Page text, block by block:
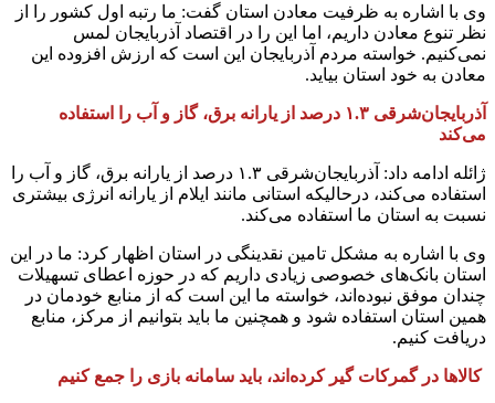
وی با اشاره به ظرفیت معادن استان گفت: ما رتبه اول کشور را از
نظر تنوع معادن داریم، اما این را در اقتصاد آذربایجان لمس
نمی‌کنیم. خواسته مردم آذربایجان این است که ارزش افزوده این
معادن به خود استان بیاید.
آذربایجان‌شرقی ۱.۳ درصد از یارانه برق، گاز و آب را استفاده
می‌کند
ژائله ادامه داد: آذربایجان‌شرقی ۱.۳ درصد از یارانه برق، گاز و آب را
استفاده می‌کند، درحالیکه استانی مانند ایلام از یارانه انرژی بیشتری
نسبت به استان ما استفاده می‌کند.
وی با اشاره به مشکل تامین نقدینگی در استان اظهار کرد: ما در این
استان بانک‌های خصوصی زیادی داریم که در حوزه اعطای تسهیلات
چندان موفق نبوده‌اند، خواسته ما این است که از منابع خودمان در
همین استان استفاده شود و همچنین ما باید بتوانیم از مرکز، منابع
دریافت کنیم.
کالاها در گمرکات گیر کرده‌اند، باید سامانه بازی را جمع کنیم